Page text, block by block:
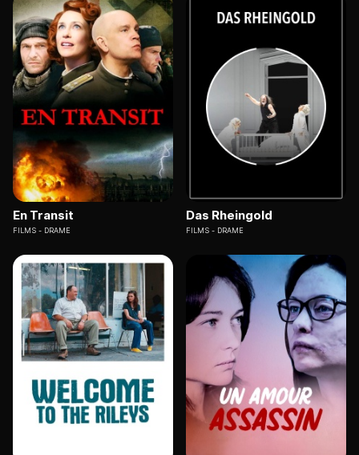
En Transit
FILMS DRAME
Das Rheingold
FILMS DRAME